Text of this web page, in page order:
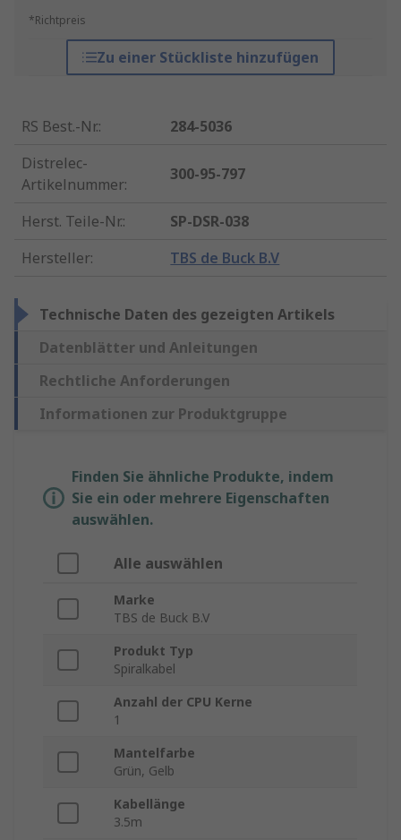
*Richtpreis
Zu einer Stückliste hinzufügen
RS Best.-Nr.:
284-5036
Distrelec-
Artikelnummer:
300-95-797
Herst. Teile-Nr.:
SP-DSR-038
Hersteller: TBS de Buck B.V
Technische Daten des gezeigten Artikels
Datenblätter und Anleitungen
Rechtliche Anforderungen
Informationen zur Produktgruppe
Finden Sie ähnliche Produkte, indem
Sie ein oder mehrere Eigenschaften
auswählen.
Alle auswählen
Marke
TBS de Buck B.V
Produkt Typ
Spiralkabel
Anzahl der CPU Kerne
1
Mantelfarbe
Grün, Gelb
Kabellänge
3.5m